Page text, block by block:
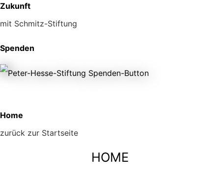
Zukunft
mit Schmitz-Stiftung
Spenden
Home
zurück zur Startseite
HOME